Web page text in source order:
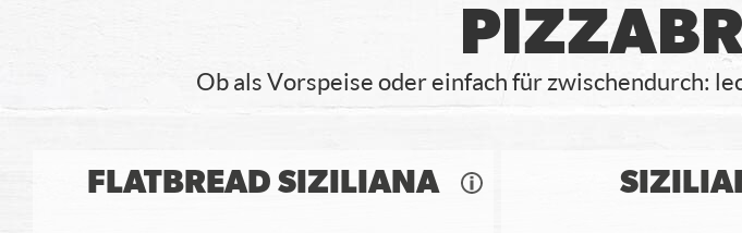
Ob als Vorspeise oder einfach für zwischendurch:
FLATBREAD SIZILIANA